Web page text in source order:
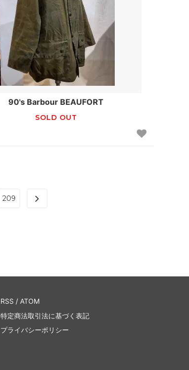
90's Barbour BEAUFORT
SOLD OUT
209
RSS / ATOM
特定商法取引法に基づく表記
プライバシーポリシー